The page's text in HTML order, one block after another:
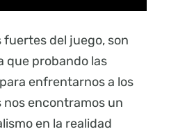
fuertes del juego, son
que probando las
enfrentarnos a los
encontramos un
en la realidad